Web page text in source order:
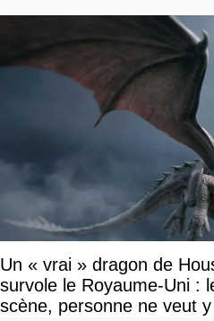
Un « vrai » dragon de
survole le Royaume-Uni :
scène, personne ne veut